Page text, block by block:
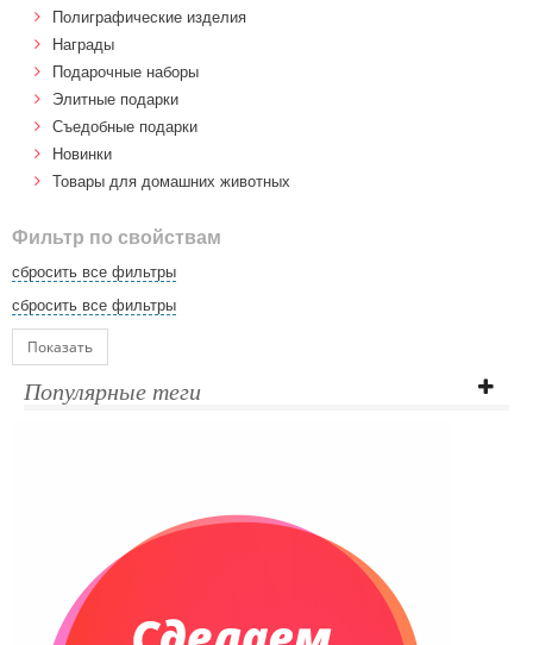
Полиграфические изделия
Награды
Подарочные наборы
Элитные подарки
Cъедобные подарки
Новинки
Товары для домашних животных
Фильтр по свойствам
сбросить все фильтры
сбросить все фильтры
Показать
Популярные теги